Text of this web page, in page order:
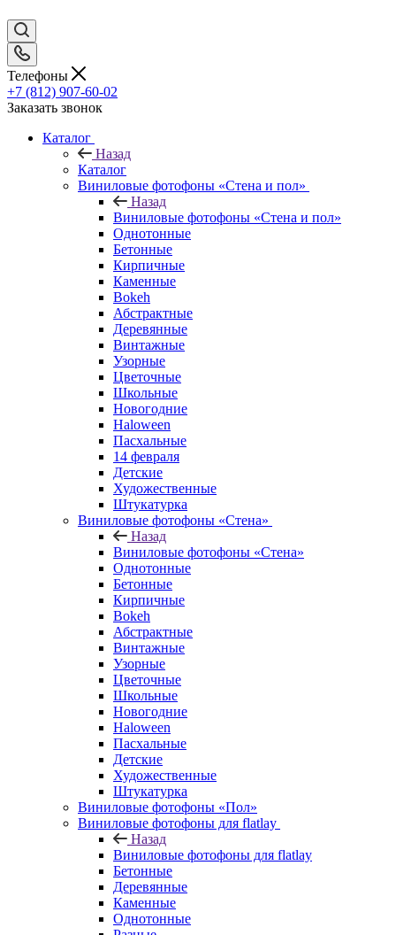
Телефоны
+7 (812) 907-60-02
Заказать звонок
Каталог
Назад
Каталог
Виниловые фотофоны «Стена и пол»
Назад
Виниловые фотофоны «Стена и пол»
Однотонные
Бетонные
Кирпичные
Каменные
Bokeh
Абстрактные
Деревянные
Винтажные
Узорные
Цветочные
Школьные
Новогодние
Haloween
Пасхальные
14 февраля
Детские
Художественные
Штукатурка
Виниловые фотофоны «Стена»
Назад
Виниловые фотофоны «Стена»
Однотонные
Бетонные
Кирпичные
Bokeh
Абстрактные
Винтажные
Узорные
Цветочные
Школьные
Новогодние
Haloween
Пасхальные
Детские
Художественные
Штукатурка
Виниловые фотофоны «Пол»
Виниловые фотофоны для flatlay
Назад
Виниловые фотофоны для flatlay
Бетонные
Деревянные
Каменные
Однотонные